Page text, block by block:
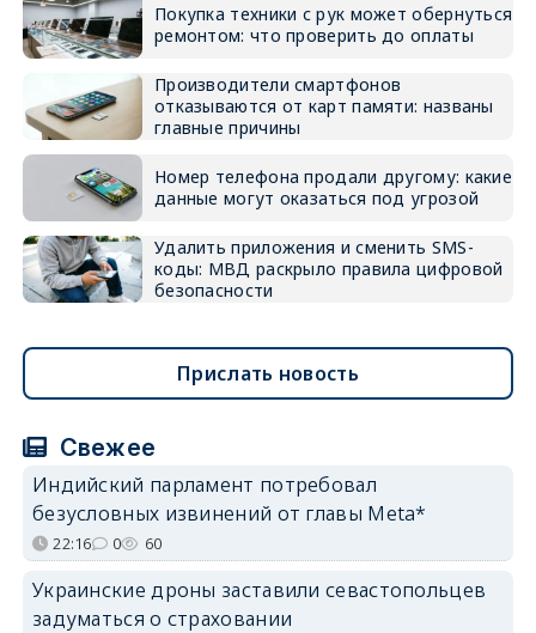
Покупка техники с рук может обернуться
ремонтом: что проверить до оплаты
Производители смартфонов
отказываются от карт памяти: названы
главные причины
Номер телефона продали другому: какие
данные могут оказаться под угрозой
Удалить приложения и сменить SMS-
коды: МВД раскрыло правила цифровой
безопасности
Прислать новость
Свежее
Индийский парламент потребовал
безусловных извинений от главы Meta*
22:16 0 60
Украинские дроны заставили севастопольцев
задуматься о страховании